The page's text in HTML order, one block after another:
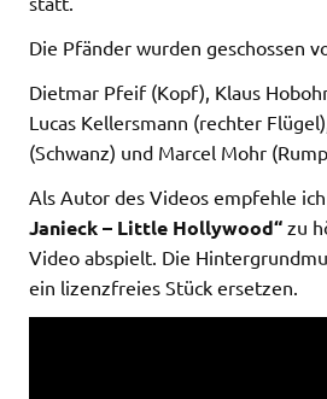
Die Pfänder wurden geschossen
Dietmar Pfeif (Kopf), Klaus
Lucas Kellersmann (rechter
(Schwanz) und Marcel Mohr
Als Autor des Videos empfehle ich
Janieck – Little Hollywood“ zu
Video abspielt. Die
ein lizenzfreies Stück ersetzen.